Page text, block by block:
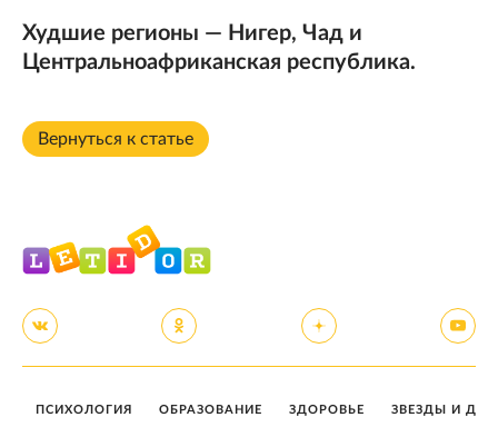
Худшие регионы — Нигер, Чад и
Центральноафриканская республика.
Вернуться к статье
ПСИХОЛОГИЯ ОБРАЗОВАНИЕ ЗДОРОВЬЕ ЗВЕЗДЫ И